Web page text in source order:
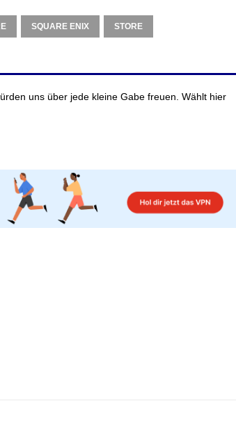
SQUARE ENIX STORE
uns über jede kleine Gabe freuen. Wählt hier